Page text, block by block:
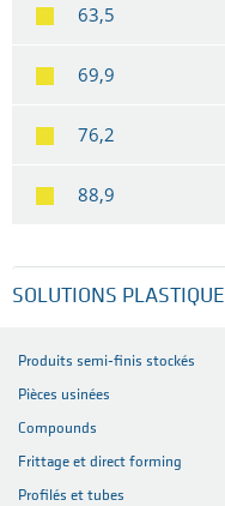
63,5
69,9
76,2
88,9
SOLUTIONS PLASTIQUE
Produits semi-finis stockés
Pièces usinées
Compounds
Frittage et direct forming
Profilés et tubes